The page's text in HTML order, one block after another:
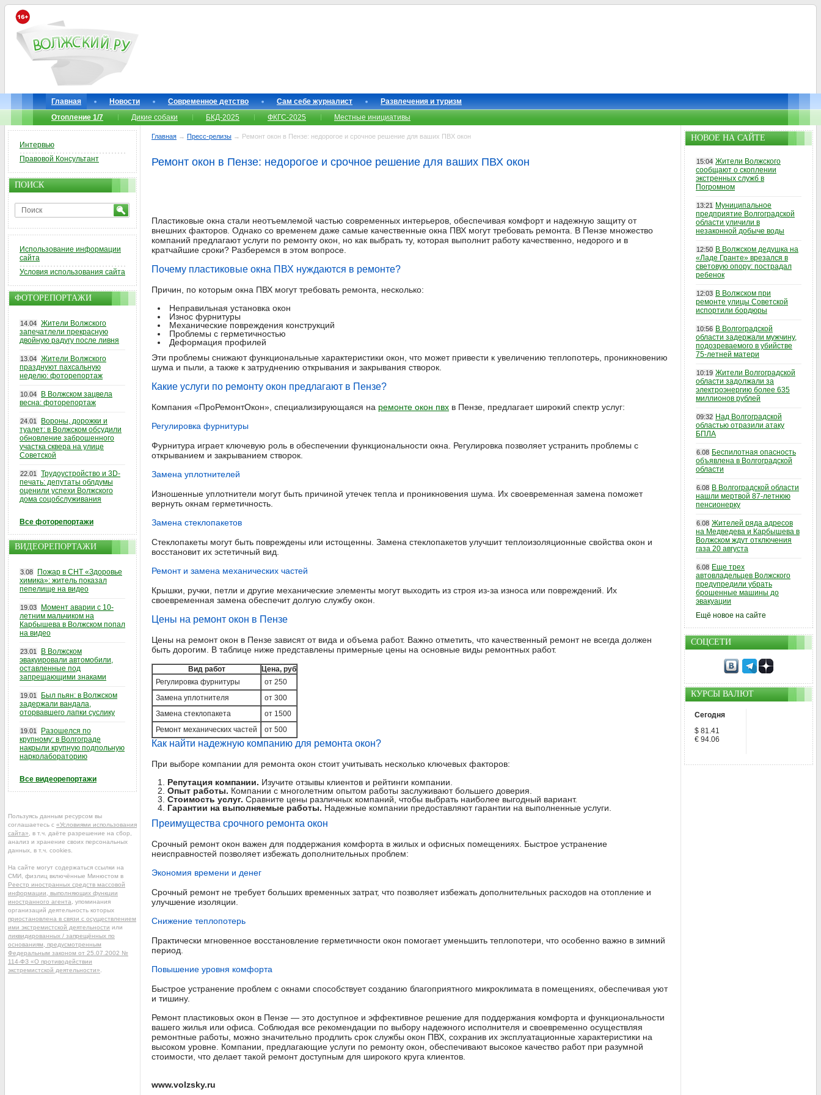
Главная Новости Современное детство Сам себе журналист
Развлечения и туризм
Отопление 1/7
Дикие собаки БКД-2025 ФКГС-2025 Местные инициативы
Главная → Пресс-релизы → Ремонт окон в Пензе: недорогое и срочное решение для ваших ПВХ окон
Ремонт окон в Пензе: недорогое и срочное решение для ваших ПВХ окон
Пластиковые окна стали неотъемлемой частью современных интерьеров, обеспечивая комфорт и надежную защиту от
внешних факторов. Однако со временем даже самые качественные окна ПВХ могут требовать ремонта. В Пензе множество
компаний предлагают услуги по ремонту окон, но как выбрать ту, которая выполнит работу качественно, недорого и в
кратчайшие сроки? Разберемся в этом вопросе.
Почему пластиковые окна ПВХ нуждаются в ремонте?
Причин, по которым окна ПВХ могут требовать ремонта, несколько:
Неправильная установка окон
Износ фурнитуры
Механические повреждения конструкций
Проблемы с герметичностью
Деформация профилей
Эти проблемы снижают функциональные характеристики окон, что может привести к увеличению теплопотерь, проникновению
шума и пыли, а также к затруднению открывания и закрывания створок.
Какие услуги по ремонту окон предлагают в Пензе?
Компания «ПроРемонтОкон», специализирующаяся на ремонте окон пвх в Пензе, предлагает широкий спектр услуг:
Регулировка фурнитуры
Фурнитура играет ключевую роль в обеспечении функциональности окна. Регулировка позволяет устранить проблемы с
открыванием и закрыванием створок.
Замена уплотнителей
Изношенные уплотнители могут быть причиной утечек тепла и проникновения шума. Их своевременная замена поможет
вернуть окнам герметичность.
Замена стеклопакетов
Стеклопакеты могут быть повреждены или истощенны. Замена стеклопакетов улучшит теплоизоляционные свойства окон и
восстановит их эстетичный вид.
Ремонт и замена механических частей
Крышки, ручки, петли и другие механические элементы могут выходить из строя из-за износа или повреждений. Их
своевременная замена обеспечит долгую службу окон.
Цены на ремонт окон в Пензе
Цены на ремонт окон в Пензе зависят от вида и объема работ. Важно отметить, что качественный ремонт не всегда должен
быть дорогим. В таблице ниже представлены примерные цены на основные виды ремонтных работ.
Вид работ
Цена, руб
Регулировка фурнитуры
от 250
Замена уплотнителя
от 300
Замена стеклопакета
от 1500
Ремонт механических частей
от 500
Как найти надежную компанию для ремонта окон?
При выборе компании для ремонта окон стоит учитывать несколько ключевых факторов:
Репутация компании. Изучите отзывы клиентов и рейтинги компании.
Опыт работы. Компании с многолетним опытом работы заслуживают большего доверия.
Стоимость услуг. Сравните цены различных компаний, чтобы выбрать наиболее выгодный вариант.
Гарантии на выполняемые работы. Надежные компании предоставляют гарантии на выполненные услуги.
Преимущества срочного ремонта окон
Срочный ремонт окон важен для поддержания комфорта в жилых и офисных помещениях. Быстрое устранение
неисправностей позволяет избежать дополнительных проблем:
Экономия времени и денег
Срочный ремонт не требует больших временных затрат, что позволяет избежать дополнительных расходов на отопление и
улучшение изоляции.
Снижение теплопотерь
Практически мгновенное восстановление герметичности окон помогает уменьшить теплопотери, что особенно важно в зимний
период.
Повышение уровня комфорта
Быстрое устранение проблем с окнами способствует созданию благоприятного микроклимата в помещениях, обеспечивая уют
и тишину.
Ремонт пластиковых окон в Пензе — это доступное и эффективное решение для поддержания комфорта и функциональности
вашего жилья или офиса. Соблюдая все рекомендации по выбору надежного исполнителя и своевременно осуществляя
ремонтные работы, можно значительно продлить срок службы окон ПВХ, сохранив их эксплуатационные характеристики на
высоком уровне. Компании, предлагающие услуги по ремонту окон, обеспечивают высокое качество работ при разумной
стоимости, что делает такой ремонт доступным для широкого круга клиентов.
www.volzsky.ru
Интервью
Правовой Консультант
ПОИСК
Использование информации
сайта
Условия использования сайта
ФОТОРЕПОРТАЖИ
14.04 Жители Волжского
запечатлели прекрасную
двойную радугу после ливня
13.04 Жители Волжского
празднуют пахсальную
неделю: фоторепортаж
10.04
В Волжском зацвела
весна: фоторепортаж
24.01
Вороны, дорожки и
туалет: в Волжском обсудили
обновление заброшенного
участка сквера на улице
Советской
22.01
Трудоустройство и 3D-
печать: депутаты облдумы
оценили успехи Волжского
дома соцобслуживания
Все фоторепортажи
ВИДЕОРЕПОРТАЖИ
3.08
Пожар в СНТ «Здоровье
химика»: житель показал
пепелище на видео
19.03
Момент аварии с 10-
летним мальчиком на
Карбышева в Волжском попал
на видео
23.01
В Волжском
эвакуировали автомобили,
оставленные под
запрещающими знаками
19.01
Был пьян: в Волжском
задержали вандала,
оторвавшего лапки суслику
19.01
Разошелся по
крупному: в Волгограде
накрыли крупную подпольную
нарколабораторию
Все видеорепортажи
Пользуясь данным ресурсом вы
соглашаетесь с «Условиями использования
сайта» , в т.ч. даёте разрешение на сбор,
анализ и хранение своих персональных
данных, в т.ч. cookies.
На сайте могут содержаться ссылки на
СМИ, физлиц включённые Минюстом в
Реестр иностранных средств массовой
информации, выполняющих функции
иностранного агента , упоминания
организаций деятельность которых
приостановлена в связи с осуществлением
ими экстремистской деятельности или
ликвидированных / запрещённых по
основаниям, предусмотренным
Федеральным законом от 25.07.2002 №
114-ФЗ «О противодействии
экстремистской деятельности»
НОВОЕ НА САЙТЕ
15:04 Жители Волжского
сообщают о скоплении
экстренных служб в
Погромном
13:21
Муниципальное
предприятие Волгоградской
области уличили в
незаконной добыче воды
12:50 В Волжском дедушка на
«Ладе Гранте» врезался в
световую опору: пострадал
ребенок
12:03 В Волжском при
ремонте улицы Советской
испортили бордюры
10:56 В Волгоградской
области задержали мужчину,
подозреваемого в убийстве
75-летней матери
10:19 Жители Волгоградской
области задолжали за
электроэнергию более 635
миллионов рублей
09:32 Над Волгоградской
областью отразили атаку
БПЛА
6.08 Беспилотная опасность
объявлена в Волгоградской
области
6.08 В Волгоградской области
нашли мертвой 87-летнюю
пенсионерку
6.08 Жителей ряда адресов
на Медведева и Карбышева в
Волжском ждут отключения
газа 20 августа
6.08 Еще трех
автовладельцев Волжского
предупредили убрать
брошенные машины до
эвакуации
Ещё новое на сайте
СОЦСЕТИ
КУРСЫ ВАЛЮТ
Сегодня
$ 81.41
€ 94.06